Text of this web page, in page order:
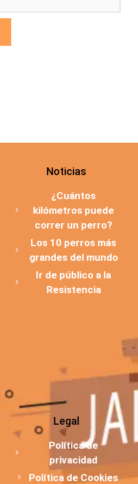
Noticias
¿Cuántos
kilómetros puede
correr un perro?
Los 10 perros más
grandes del mundo
Ir de público a la
Resistencia
Legal
Política de
privacidad
Política de Cookies